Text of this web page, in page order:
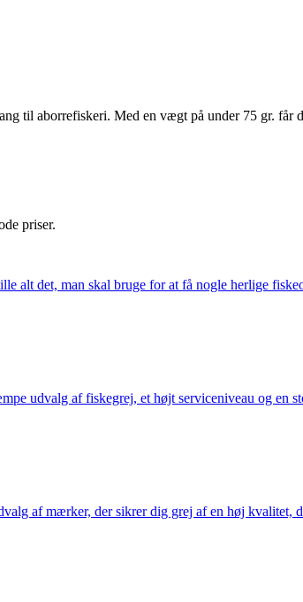
til aborrefiskeri. Med en vægt på under 75 gr. får
priser.
alt det, man skal bruge for at få nogle herlige
udvalg af fiskegrej, et højt serviceniveau og en
af mærker, der sikrer dig grej af en høj kvalitet,